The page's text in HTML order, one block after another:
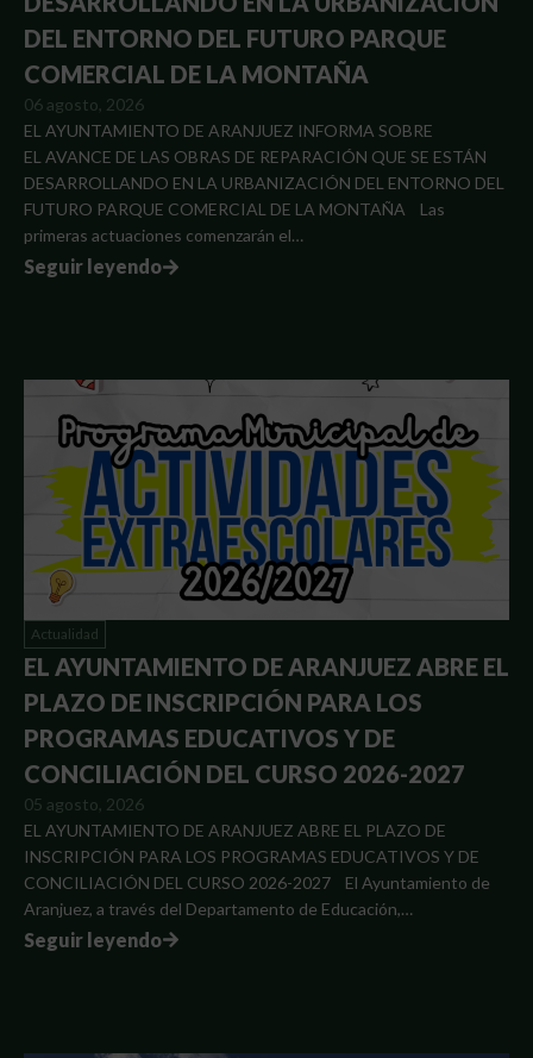
DEL ENTORNO DEL FUTURO PARQUE
COMERCIAL DE LA MONTAÑA
06 agosto, 2026
EL AYUNTAMIENTO DE ARANJUEZ INFORMA SOBRE
EL AVANCE DE LAS OBRAS DE REPARACIÓN QUE SE ESTÁN
DESARROLLANDO EN LA URBANIZACIÓN DEL ENTORNO DEL
FUTURO PARQUE COMERCIAL DE LA MONTAÑA Las
primeras actuaciones comenzarán el…
Seguir leyendo
Actualidad
EL AYUNTAMIENTO DE ARANJUEZ ABRE EL
PLAZO DE INSCRIPCIÓN PARA LOS
PROGRAMAS EDUCATIVOS Y DE
CONCILIACIÓN DEL CURSO 2026-2027
05 agosto, 2026
EL AYUNTAMIENTO DE ARANJUEZ ABRE EL PLAZO DE
INSCRIPCIÓN PARA LOS PROGRAMAS EDUCATIVOS Y DE
CONCILIACIÓN DEL CURSO 2026-2027 El Ayuntamiento de
Aranjuez, a través del Departamento de Educación,…
Seguir leyendo